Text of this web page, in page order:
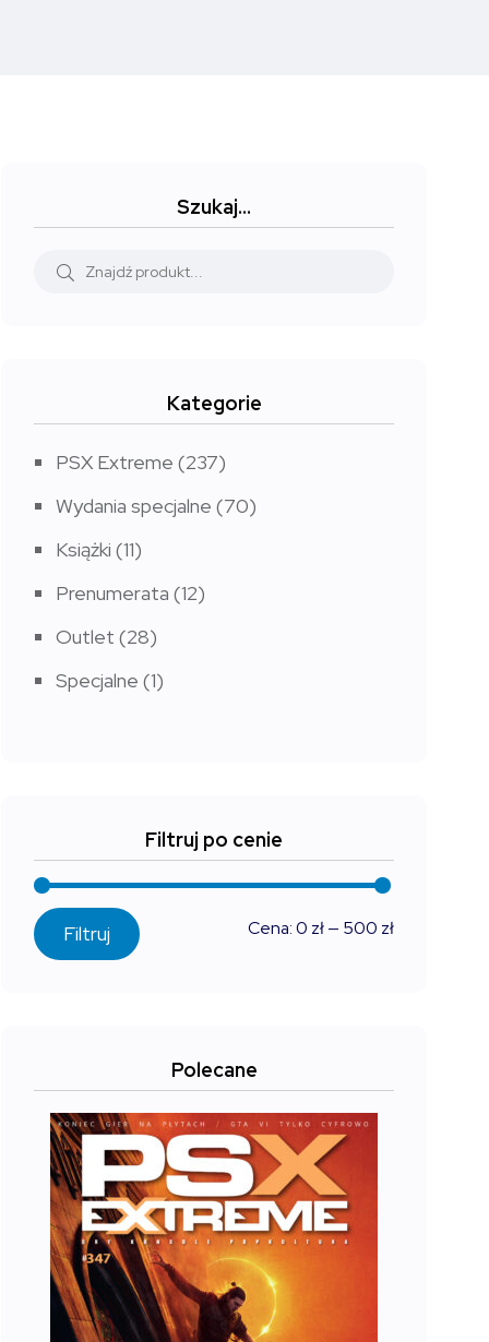
Szukaj…
Kategorie
PSX Extreme (237)
Wydania specjalne (70)
Książki (11)
Prenumerata (12)
Outlet (28)
Specjalne (1)
Filtruj po cenie
Cena
Cena
Filtruj Cena:0 zł— 500 zł
Polecane